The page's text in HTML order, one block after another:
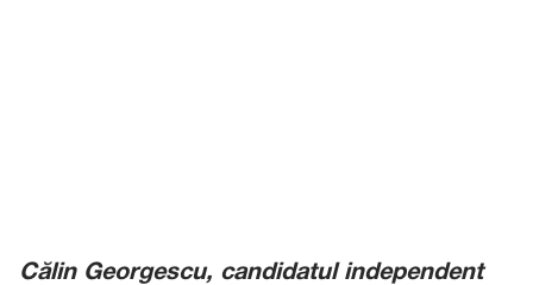
Călin Georgescu, candidatul independent